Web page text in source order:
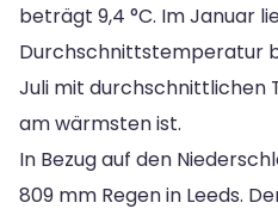
beträgt 9,4 °C. Im Januar
Durchschnittstemperatur
Juli mit durchschnittlichen
am wärmsten ist.
In Bezug auf den
809 mm Regen in Leeds.